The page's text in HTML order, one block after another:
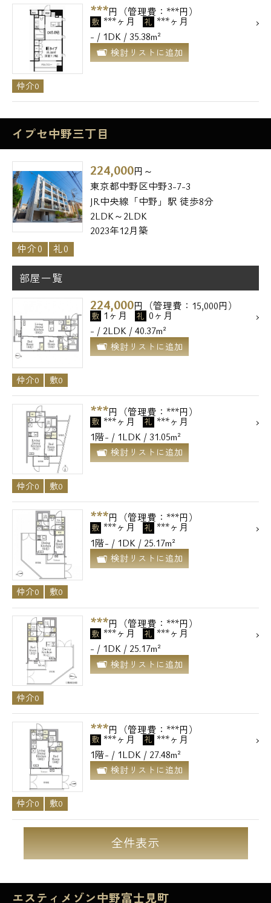
***円（管理費：***円）
敷 ***ヶ月 礼 ***ヶ月
- / 1DK / 35.38m²
検討リストに追加
仲介0
イプセ中野三丁目
224,000円～
東京都中野区中野3-7-3
JR中央線「中野」駅 徒歩8分
2LDK～2LDK
2023年12月築
仲介0
礼0
部屋一覧
224,000円（管理費：15,000円）
敷 1ヶ月 礼 0ヶ月
- / 2LDK / 40.37m²
検討リストに追加
仲介0 敷0
***円（管理費：***円）
敷 ***ヶ月 礼 ***ヶ月
1階- / 1LDK / 31.05m²
検討リストに追加
仲介0 敷0
***円（管理費：***円）
敷 ***ヶ月 礼 ***ヶ月
1階- / 1DK / 25.17m²
検討リストに追加
仲介0 敷0
***円（管理費：***円）
敷 ***ヶ月 礼 ***ヶ月
- / 1DK / 25.17m²
検討リストに追加
仲介0
***円（管理費：***円）
敷 ***ヶ月 礼 ***ヶ月
1階- / 1LDK / 27.48m²
検討リストに追加
仲介0 敷0
全件表示
エスティメゾン中野富士見町